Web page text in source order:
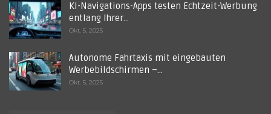
KI-Navigations-Apps testen Echtzeit-Werbung
entlang Ihrer…
Okt. 5, 2025
Autonome Fahrtaxis mit eingebauten
Werbebildschirmen –…
Okt. 5, 2025